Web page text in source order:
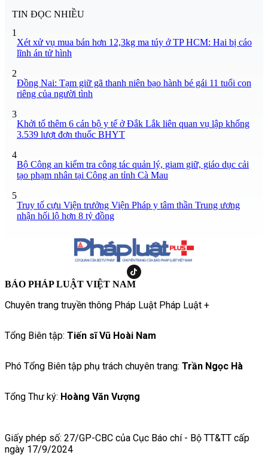
TIN ĐỌC NHIỀU
1
Xét xử vụ mua bán hơn 12,3kg ma túy ở TP HCM: Hai bị cáo
lĩnh án tử hình
2
Đồng Nai: Tạm giữ gã thanh niên bạo hành bé gái 11 tuổi con
riêng của người tình
3
Khởi tố thêm 6 cán bộ y tế ở Đắk Lắk liên quan vụ lập khống
3.539 lượt đơn thuốc BHYT
4
Bộ Công an kiểm tra công tác quản lý, giam giữ, giáo dục cải
tạo phạm nhân tại Công an tỉnh Cà Mau
5
Truy tố cựu Viện trưởng Viện Pháp y tâm thần Trung ương
nhận hối lộ hơn 8 tỷ đồng
BÁO PHÁP LUẬT VIỆT NAM
Chuyên trang truyền thông Pháp Luật Pháp Luật +
Tổng Biên tập: Tiến sĩ Vũ Hoài Nam
Phó Tổng Biên tập phụ trách chuyên trang: Trần Ngọc Hà
Tổng Thư ký: Hoàng Văn Vượng
Giấy phép số: 27/GP-CBC của Cục Báo chí - Bộ TT&TT cấp
ngày 17/9/2024